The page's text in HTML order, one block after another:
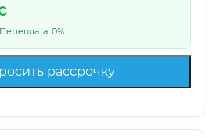
0%
рассрочку